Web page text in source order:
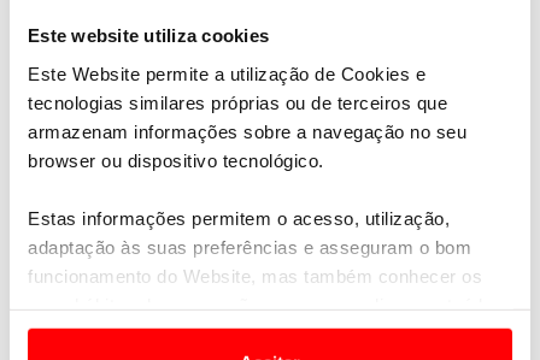
Este website utiliza cookies
Este Website permite a utilização de Cookies e
tecnologias similares próprias ou de terceiros que
armazenam informações sobre a navegação no seu
browser ou dispositivo tecnológico.
Estas informações permitem o acesso, utilização,
adaptação às suas preferências e asseguram o bom
funcionamento do Website, mas também conhecer os
e anúncios de modo a promover produtos e/ou serviços.
Estugarda.